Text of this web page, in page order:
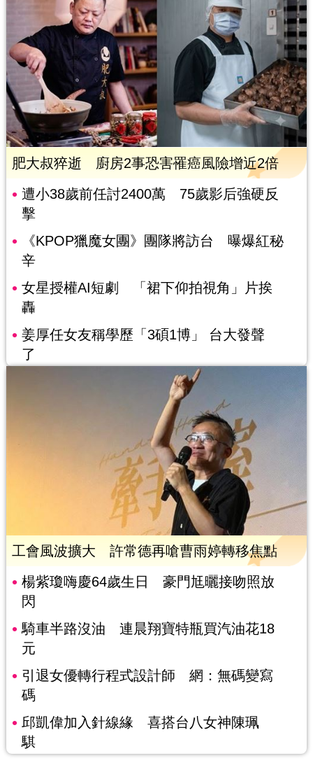
肥大叔猝逝 廚房2事恐害罹癌風險增近2倍
遭小38歲前任討2400萬 75歲影后強硬反
擊
《KPOP獵魔女團》團隊將訪台 曝爆紅秘
辛
女星授權AI短劇 「裙下仰拍視角」片挨
轟
姜厚任女友稱學歷「3碩1博」 台大發聲
了
工會風波擴大 許常德再嗆曹雨婷轉移焦點
楊紫瓊嗨慶64歲生日 豪門尪曬接吻照放
閃
騎車半路沒油 連晨翔寶特瓶買汽油花18
元
引退女優轉行程式設計師 網：無碼變寫
碼
邱凱偉加入針線緣 喜搭台八女神陳珮
騏